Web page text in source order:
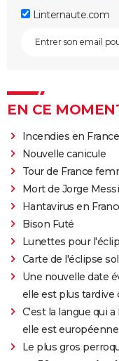
Linternaute.com
EN CE
Incendies en France
Nouvelle canicule
Tour de France
Mort de Jorge Messi
Hantavirus en
Bison Futé
Lunettes pour
Carte de l'éclipse
Une nouvelle date
elle est plus tardive
C'est la langue qui
elle est européenne
Le plus gros